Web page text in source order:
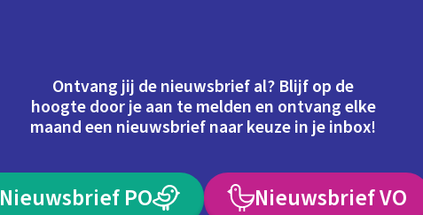
Ontvang jij de nieuwsbrief al? Blijf op de
hoogte door je aan te melden en ontvang elke
maand een nieuwsbrief naar keuze in je inbox!
Nieuwsbrief PO Nieuwsbrief VO